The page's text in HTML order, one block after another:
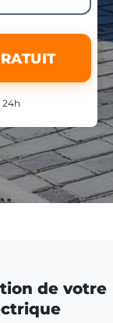
24h
de votre